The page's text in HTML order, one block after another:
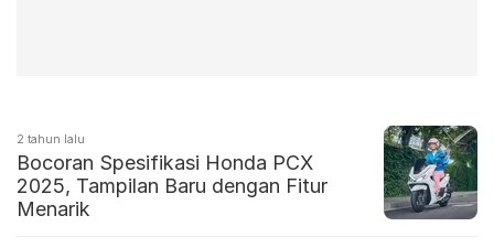
2 tahun lalu
Bocoran Spesifikasi Honda PCX
2025, Tampilan Baru dengan Fitur
Menarik